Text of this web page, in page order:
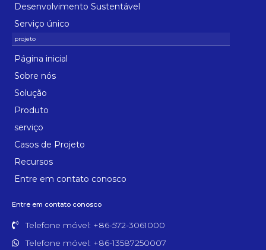
Desenvolvimento Sustentável
Serviço único
Página inicial
Sobre nós
Solução
Produto
serviço
Casos de Projeto
Recursos
Entre em contato conosco
Entre em contato conosco
Telefone móvel: +86-572-3061000
Telefone móvel: +86-13587250007